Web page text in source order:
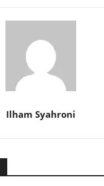
Ilham Syahroni